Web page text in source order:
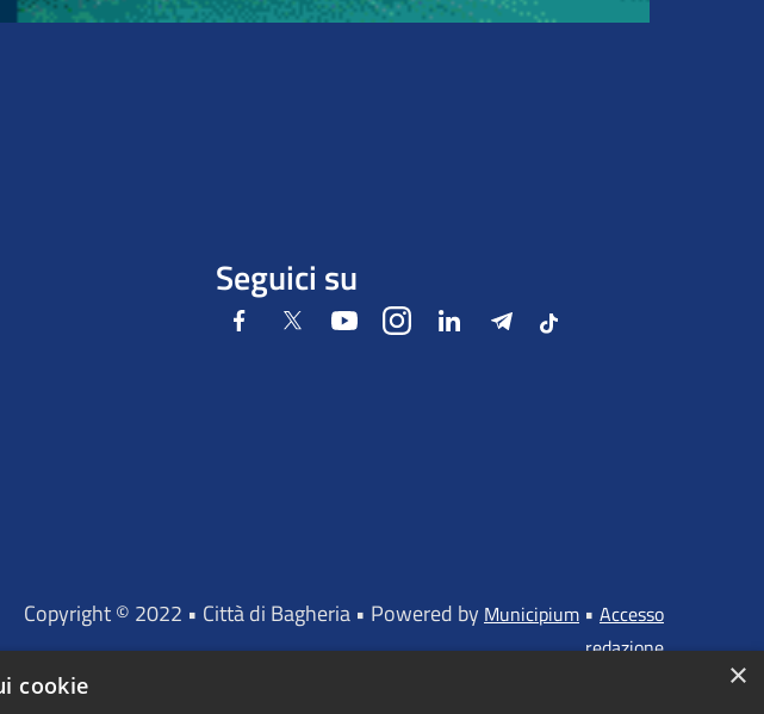
Seguici su
FacebookTwitter YoutubeInstagramLinkedIn Telegram
Tiktok
Copyright © 2022 • Città di Bagheria • Powered by Municipium • Accesso
redazione
×
cookie